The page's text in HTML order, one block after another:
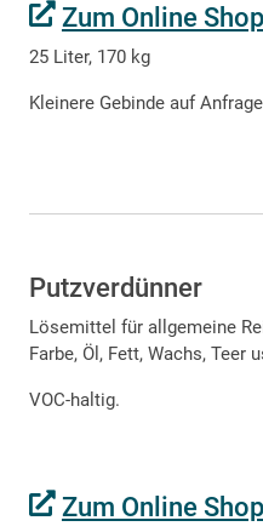
Zum Online Shop
25 Liter, 170 kg
Kleinere Gebinde auf
Putzverdünner
Lösemittel für allgemeine
Farbe, Öl, Fett, Wachs, Teer
VOC-haltig.
Zum Online Shop